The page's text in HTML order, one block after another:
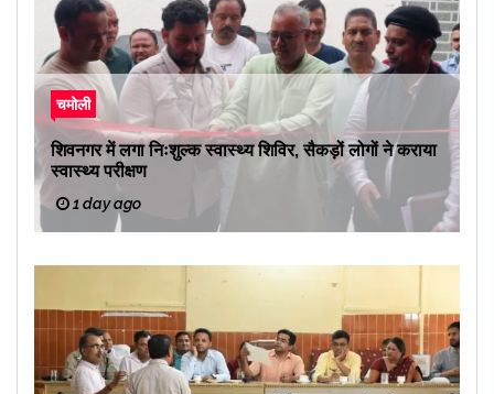
चमोली
शिवनगर में लगा निःशुल्क स्वास्थ्य शिविर, सैकड़ों लोगों ने कराया
स्वास्थ्य परीक्षण
1 day ago